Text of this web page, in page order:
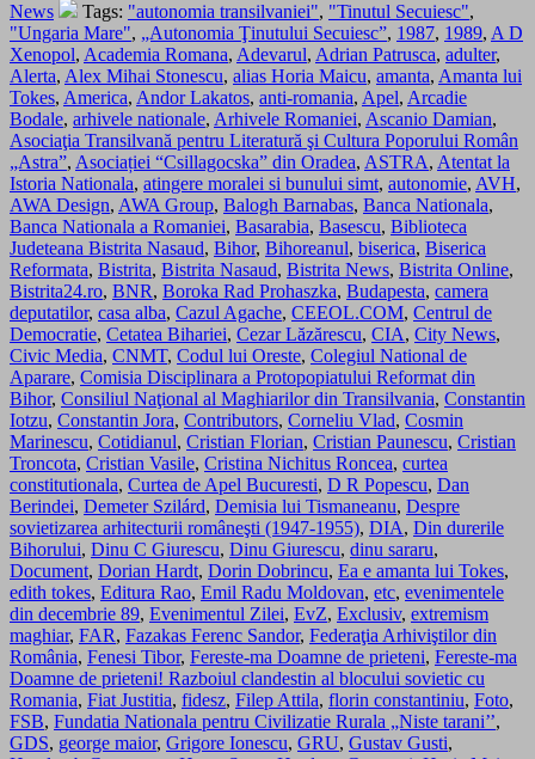
News
Tags: "autonomia transilvaniei", "Tinutul Secuiesc",
"Ungaria Mare", „Autonomia Ţinutului Secuiesc”, 1987, 1989, A D
Xenopol, Academia Romana, Adevarul, Adrian Patrusca, adulter,
Alerta, Alex Mihai Stonescu, alias Horia Maicu, amanta, Amanta lui
Tokes, America, Andor Lakatos, anti-romania, Apel, Arcadie
Bodale, arhivele nationale, Arhivele Romaniei, Ascanio Damian,
Asociaţia Transilvană pentru Literatură şi Cultura Poporului Român
„Astra”, Asociației “Csillagocska” din Oradea, ASTRA, Atentat la
Istoria Nationala, atingere moralei si bunului simt, autonomie, AVH,
AWA Design, AWA Group, Balogh Barnabas, Banca Nationala,
Banca Nationala a Romaniei, Basarabia, Basescu, Biblioteca
Judeteana Bistrita Nasaud, Bihor, Bihoreanul, biserica, Biserica
Reformata, Bistrita, Bistrita Nasaud, Bistrita News, Bistrita Online,
Bistrita24.ro, BNR, Boroka Rad Prohaszka, Budapesta, camera
deputatilor, casa alba, Cazul Agache, CEEOL.COM, Centrul de
Democratie, Cetatea Bihariei, Cezar Lăzărescu, CIA, City News,
Civic Media, CNMT, Codul lui Oreste, Colegiul National de
Aparare, Comisia Disciplinara a Protopopiatului Reformat din
Bihor, Consiliul Naţional al Maghiarilor din Transilvania, Constantin
Iotzu, Constantin Jora, Contributors, Corneliu Vlad, Cosmin
Marinescu, Cotidianul, Cristian Florian, Cristian Paunescu, Cristian
Troncota, Cristian Vasile, Cristina Nichitus Roncea, curtea
constitutionala, Curtea de Apel Bucuresti, D R Popescu, Dan
Berindei, Demeter Szilárd, Demisia lui Tismaneanu, Despre
sovietizarea arhitecturii româneşti (1947-1955), DIA, Din durerile
Bihorului, Dinu C Giurescu, Dinu Giurescu, dinu sararu,
Document, Dorian Hardt, Dorin Dobrincu, Ea e amanta lui Tokes,
edith tokes, Editura Rao, Emil Radu Moldovan, etc, evenimentele
din decembrie 89, Evenimentul Zilei, EvZ, Exclusiv, extremism
maghiar, FAR, Fazakas Ferenc Sandor, Federaţia Arhiviştilor din
România, Fenesi Tibor, Fereste-ma Doamne de prieteni, Fereste-ma
Doamne de prieteni! Razboiul clandestin al blocului sovietic cu
Romania, Fiat Justitia, fidesz, Filep Attila, florin constantiniu, Foto,
FSB, Fundatia Nationala pentru Civilizatie Rurala „Niste tarani’’,
GDS, george maior, Grigore Ionescu, GRU, Gustav Gusti,